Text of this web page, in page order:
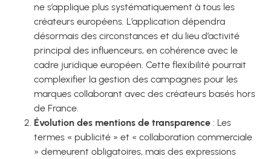
ne s’applique plus systématiquement à tous les
créateurs européens. L’application dépendra
désormais des circonstances et du lieu d’activité
principal des influenceurs, en cohérence avec le
cadre juridique européen. Cette flexibilité pourrait
complexifier la gestion des campagnes pour les
marques collaborant avec des créateurs basés hors
de France.
Évolution des mentions de transparence : Les
termes « publicité » et « collaboration commerciale
» demeurent obligatoires, mais des expressions